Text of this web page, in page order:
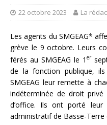
22 octobre 2023 La
Les agents du SMGEAG*
grève le 9 octobre. Leurs
férés au SMGEAG le 1 er
de la fonction publique,
SMGEAG leur remette à
indéterminée de droit privé
d’office. Ils ont porté leur
administratif de Basse-